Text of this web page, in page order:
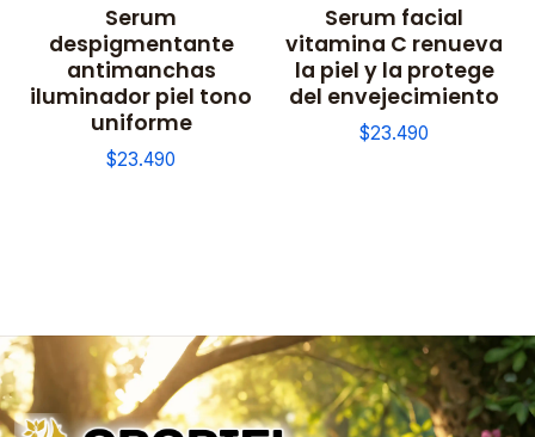
Serum
despigmentante
antimanchas
iluminador piel tono
uniforme
$23.490
Serum facial
vitamina C renueva
la piel y la protege
del envejecimiento
$23.490